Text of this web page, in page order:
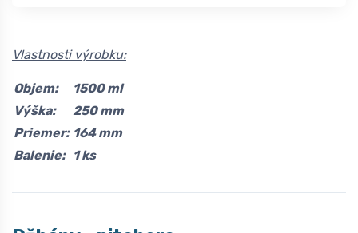
Vlastnosti výrobku:
Objem:
1500 ml
Výška:
250 mm
Priemer: 164 mm
Balenie: 1 ks